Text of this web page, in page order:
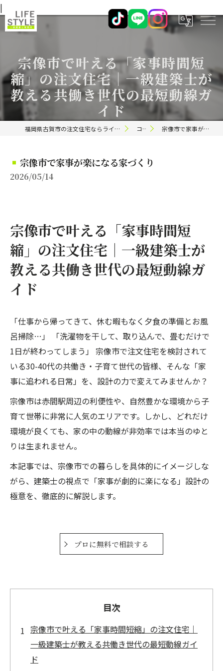
|
宗像市で叶える「家事時間短
縮」の注文住宅｜一級建築士が
教える共働き世代の最短動線ガ
イド
福岡県古賀市の注文住宅ならライフスタイル 一級建築士事務所 コラム 宗像市で家事が楽になる家づくり
宗像市で家事が楽になる家づくり
2026/05/14
宗像市で叶える「家事時間短
縮」の注文住宅｜一級建築士が
教える共働き世代の最短動線ガ
イド
「仕事から帰ってきて、休む暇もなく夕食の準備とお風
呂掃除…」 「洗濯物を干して、取り込んで、畳むだけで
1日が終わってしまう」 宗像市で注文住宅を検討されて
いる30-40代の共働き・子育て世代の皆様、そんな「家
事に追われる日常」を、設計の力で変えてみませんか？
宗像市は赤間駅周辺の利便性や、自然豊かな環境から子
育て世帯に非常に人気のエリアです。しかし、どれだけ
環境が良くても、家の中の動線が非効率では本当のゆと
りは生まれません。
本記事では、宗像市での暮らしを具体的にイメージしな
がら、建築士の視点で「家事が劇的に楽になる」設計の
極意を、徹底的に解説します。
プロに無料で相談する
目次
宗像市で叶える「家事時間短縮」の注文住宅｜
一級建築士が教える共働き世代の最短動線ガイ
ド